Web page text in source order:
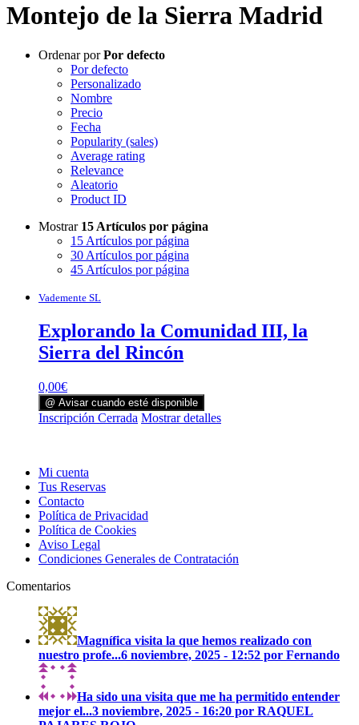
Montejo de la Sierra Madrid
Ordenar porPor defecto
Por defecto
Personalizado
Nombre
Precio
Fecha
Popularity (sales)
Average rating
Relevance
Aleatorio
Product ID
Mostrar 15 Artículos por página
15 Artículos por página
30 Artículos por página
45 Artículos por página
Vademente SL
Explorando la Comunidad III, la
Sierra del Rincón
0,00€
@ Avisar cuando esté disponible
Inscripción Cerrada Mostrar detalles
Mi cuenta
Tus Reservas
Contacto
Política de Privacidad
Política de Cookies
Aviso Legal
Condiciones Generales de Contratación
Comentarios
Magnífica visita la que hemos realizado con
nuestro profe...6 noviembre, 2025 - 12:52 por Fernando
Ha sido una visita que me ha permitido entender
mejor el...3 noviembre, 2025 - 16:20 por RAQUEL